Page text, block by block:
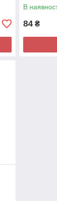
В
84 ₴